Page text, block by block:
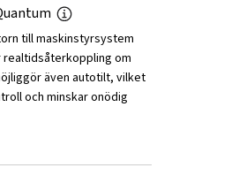
till maskinstyrsystem
realtidsåterkoppling om
även autotilt, vilket
och minskar onödig